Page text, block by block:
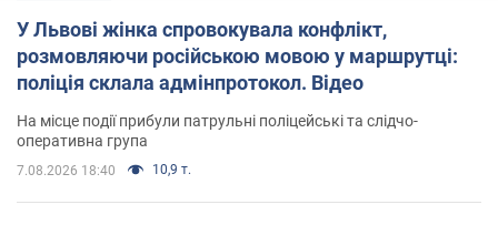
У Львові жінка спровокувала конфлікт,
розмовляючи російською мовою у маршрутці:
поліція склала адмінпротокол. Відео
На місце події прибули патрульні поліцейські та слідчо-
оперативна група
7.08.2026 18:40 10,9 т.